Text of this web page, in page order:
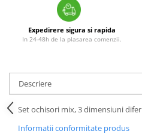
Expedirere sigura si rapida
In 24-48h de la plasarea comenzii.
Descriere
Set ochisori mix, 3 dimensiuni
Informatii conformitate produs